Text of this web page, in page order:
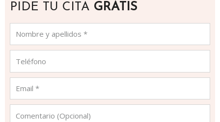
PIDE TU CITA GRATIS